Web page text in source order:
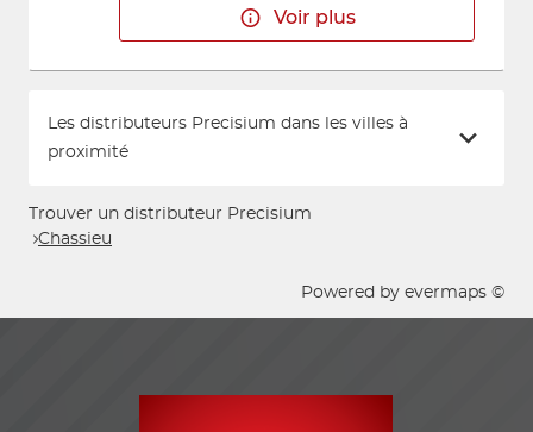
Voir plus
Les distributeurs Precisium dans les villes à
proximité
Trouver un distributeur Precisium
Chassieu
Powered by evermaps ©